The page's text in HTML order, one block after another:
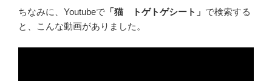
ちなみに、Youtubeで 「猫 トゲトゲシート」 で検索する
と、こんな動画がありました。